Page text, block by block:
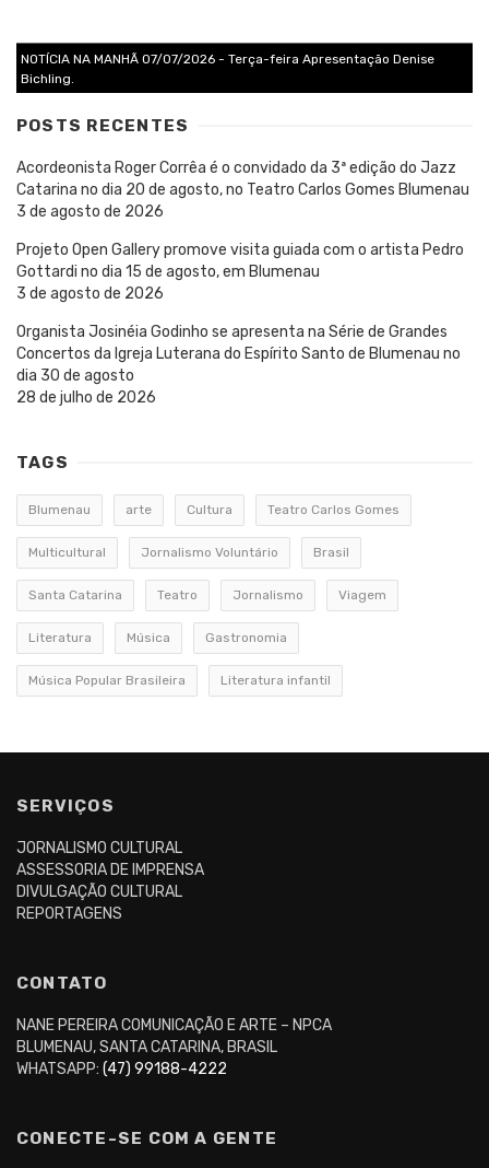
NOTÍCIA NA MANHÃ 07/07/2026 - Terça-feira Apresentação Denise
Bichling.
POSTS RECENTES
Acordeonista Roger Corrêa é o convidado da 3ª edição do Jazz
Catarina no dia 20 de agosto, no Teatro Carlos Gomes Blumenau
3 de agosto de 2026
Projeto Open Gallery promove visita guiada com o artista Pedro
Gottardi no dia 15 de agosto, em Blumenau
3 de agosto de 2026
Organista Josinéia Godinho se apresenta na Série de Grandes
Concertos da Igreja Luterana do Espírito Santo de Blumenau no
dia 30 de agosto
28 de julho de 2026
TAGS
Blumenau arte Cultura Teatro Carlos Gomes
Multicultural Jornalismo Voluntário Brasil
Santa Catarina Teatro Jornalismo Viagem
Literatura Música Gastronomia
Música Popular Brasileira Literatura infantil
SERVIÇOS
JORNALISMO CULTURAL
ASSESSORIA DE IMPRENSA
DIVULGAÇÃO CULTURAL
REPORTAGENS
CONTATO
NANE PEREIRA COMUNICAÇÃO E ARTE – NPCA
BLUMENAU, SANTA CATARINA, BRASIL
WHATSAPP: (47) 99188-4222
CONECTE-SE COM A GENTE